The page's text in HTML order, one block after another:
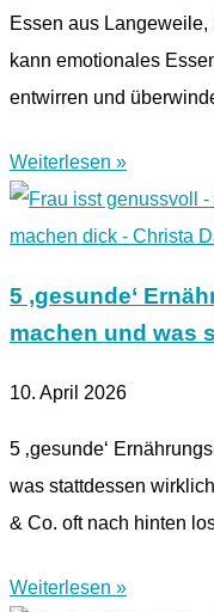
Essen aus
kann emotionales
entwirren und
Weiterlesen »
5 ‚gesunde‘
machen und was
10. April 2026
5 ‚gesunde‘
was stattdessen
& Co. oft nach hinten
Weiterlesen »